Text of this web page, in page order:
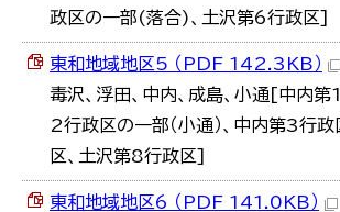
政区の一部(落合)、土沢第6行政区]
東和地域地区5 （PDF 142.3KB）
毒沢、浮田、中内、成島、小通[中内第
2行政区の一部（小通）、中内第3行
区、土沢第8行政区]
東和地域地区6 （PDF 141.0KB）